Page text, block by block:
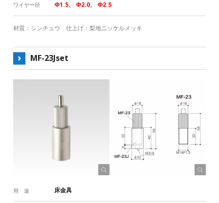
ワイヤー径 Φ1.5、 Φ2.0、 Φ2.5
材質：シンチュウ 仕上げ：梨地ニッケルメッキ
MF-23Jset
用 途 床金具